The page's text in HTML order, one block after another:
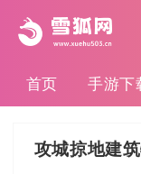
首页 手游下
攻城掠地建